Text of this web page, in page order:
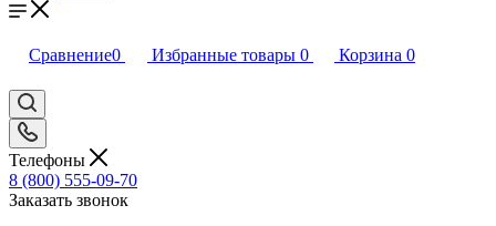
Сравнение0 Избранные товары 0 Корзина 0
Телефоны
8 (800) 555-09-70
Заказать звонок